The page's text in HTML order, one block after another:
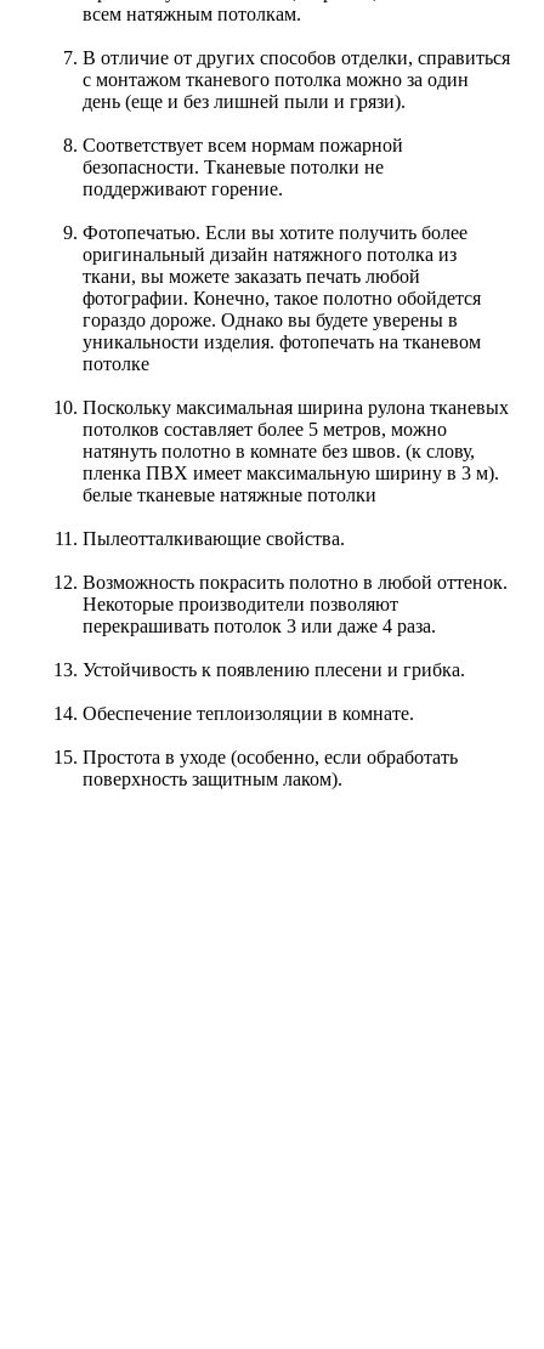
всем натяжным потолкам.
В отличие от других способов отделки, справиться
с монтажом тканевого потолка можно за один
день (еще и без лишней пыли и грязи).
Соответствует всем нормам пожарной
безопасности. Тканевые потолки не
поддерживают горение.
Фотопечатью. Если вы хотите получить более
оригинальный дизайн натяжного потолка из
ткани, вы можете заказать печать любой
фотографии. Конечно, такое полотно обойдется
гораздо дороже. Однако вы будете уверены в
уникальности изделия. фотопечать на тканевом
потолке
Поскольку максимальная ширина рулона тканевых
потолков составляет более 5 метров, можно
натянуть полотно в комнате без швов. (к слову,
пленка ПВХ имеет максимальную ширину в 3 м).
белые тканевые натяжные потолки
Пылеотталкивающие свойства.
Возможность покрасить полотно в любой оттенок.
Некоторые производители позволяют
перекрашивать потолок 3 или даже 4 раза.
Устойчивость к появлению плесени и грибка.
Обеспечение теплоизоляции в комнате.
Простота в уходе (особенно, если обработать
поверхность защитным лаком).